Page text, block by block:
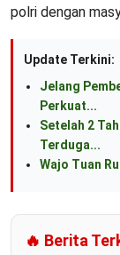
polri dengan
Update Terkini:
Jelang
Perkuat...
Setelah 2
Terduga...
Wajo Tuan
🔥 Berita